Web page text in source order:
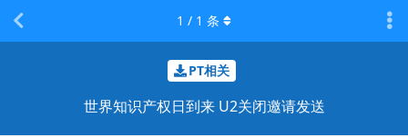
PT相关
世界知识产权日到来 U2关闭邀请发送
1 / 1 条